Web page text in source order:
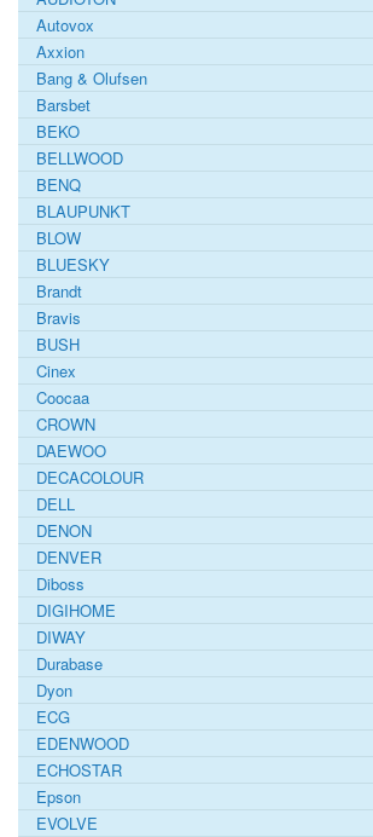
Autovox
Axxion
Bang & Olufsen
Barsbet
BEKO
BELLWOOD
BENQ
BLAUPUNKT
BLOW
BLUESKY
Brandt
Bravis
BUSH
Cinex
Coocaa
CROWN
DAEWOO
DECACOLOUR
DELL
DENON
DENVER
Diboss
DIGIHOME
DIWAY
Durabase
Dyon
ECG
EDENWOOD
ECHOSTAR
Epson
EVOLVE